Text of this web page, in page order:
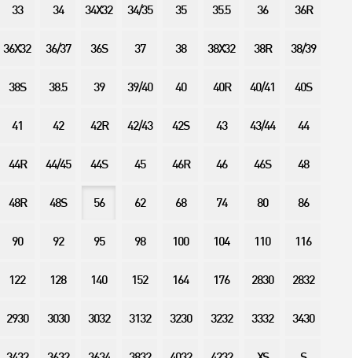
33 34 34X32 34/35 35 35.5 36 36R
36X32 36/37 36S 37 38 38X32 38R 38/39
38S 38.5 39 39/40 40 40R 40/41 40S
41 42 42R 42/43 42S 43 43/44 44
44R 44/45 44S 45 46R 46 46S 48
48R 48S 56 62 68 74 80 86
90 92 95 98 100 104 110 116
122 128 140 152 164 176 2830 2832
2930 3030 3032 3132 3230 3232 3332 3430